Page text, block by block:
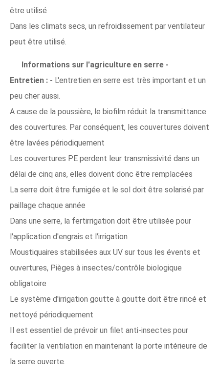
être utilisé
Dans les climats secs, un refroidissement par ventilateur
peut être utilisé.
Informations sur l'agriculture en serre -
Entretien : - L'entretien en serre est très important et un
peu cher aussi.
A cause de la poussière, le biofilm réduit la transmittance
des couvertures. Par conséquent, les couvertures doivent
être lavées périodiquement
Les couvertures PE perdent leur transmissivité dans un
délai de cinq ans, elles doivent donc être remplacées
La serre doit être fumigée et le sol doit être solarisé par
paillage chaque année
Dans une serre, la fertirrigation doit être utilisée pour
l'application d'engrais et l'irrigation
Moustiquaires stabilisées aux UV sur tous les évents et
ouvertures, Pièges à insectes/contrôle biologique
obligatoire
Le système d'irrigation goutte à goutte doit être rincé et
nettoyé périodiquement
Il est essentiel de prévoir un filet anti-insectes pour
faciliter la ventilation en maintenant la porte intérieure de
la serre ouverte.